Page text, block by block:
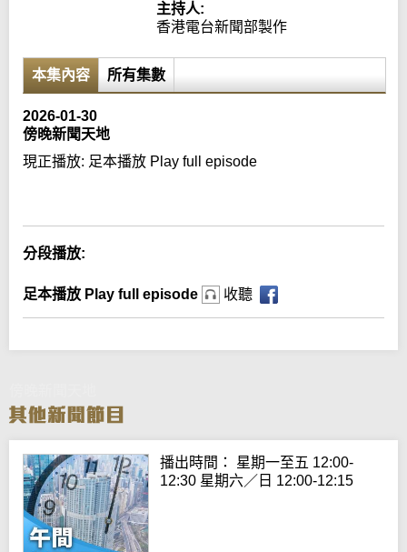
主持人:
香港電台新聞部製作
本集內容 所有集數
2026-01-30
傍晚新聞天地
現正播放: 足本播放 Play full episode
分段播放:
足本播放 Play full episode 收聽
播出時間： 星期一至五 12:00-
12:30 星期六／日 12:00-12:15